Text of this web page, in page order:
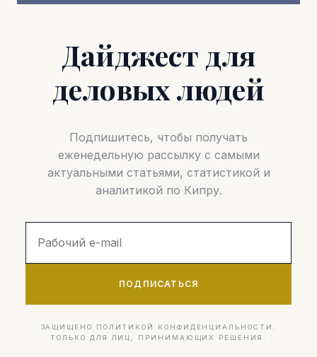
Дайджест для
деловых людей
Подпишитесь, чтобы получать
еженедельную рассылку с самыми
актуальными статьями, статистикой и
аналитикой по Кипру.
ПОДПИСАТЬСЯ
ЗАЩИЩЕНО ПОЛИТИКОЙ КОНФИДЕНЦИАЛЬНОСТИ.
ТОЛЬКО ДЛЯ ЛИЦ, ПРИНИМАЮЩИХ РЕШЕНИЯ.